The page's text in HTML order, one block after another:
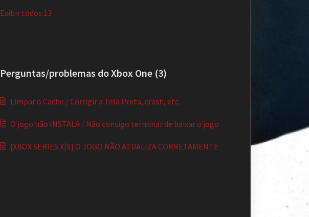
Exibir todos 13
Perguntas/problemas do Xbox One (3)
Limpar o Cache / Corrigir a Tela Preta, crash, etc.
O jogo não INSTALA / Não consigo terminar de baixar o jogo
[XBOX SERIES X|S] O JOGO NÃO ATUALIZA CORRETAMENTE